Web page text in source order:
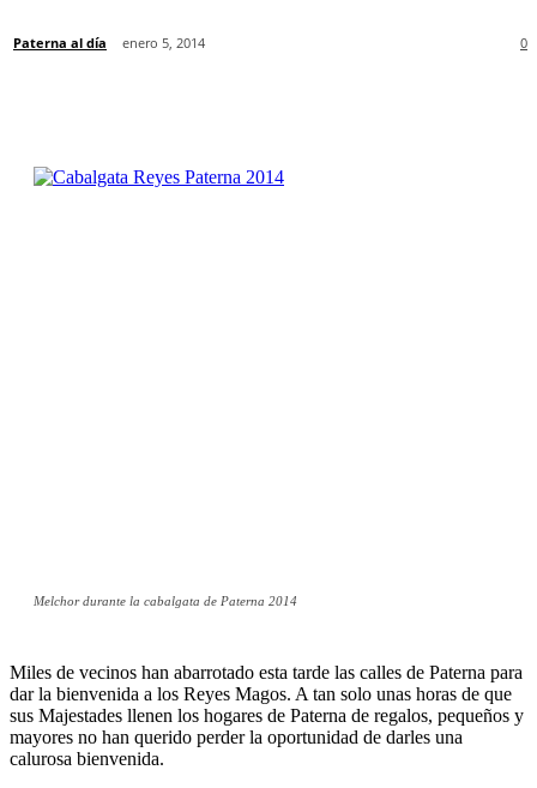
Paterna al día enero 5, 2014 0
Melchor durante la cabalgata de Paterna 2014
Miles de vecinos han abarrotado esta tarde las calles de Paterna para
dar la bienvenida a los Reyes Magos. A tan solo unas horas de que
sus Majestades llenen los hogares de Paterna de regalos, pequeños y
mayores no han querido perder la oportunidad de darles una
calurosa bienvenida.